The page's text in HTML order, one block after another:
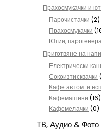
Прахосмукачки и
Парочистачки (2)
Прахосмукачки
Ютии,
Приготвяне на
Електрически
Сокоизтисквачки
Кафе автом. и
Кафемашини (16)
Кафемелачки (0)
ТВ, Аудио & Фото